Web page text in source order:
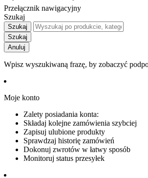
Przełącznik nawigacyjny
Szukaj
Szukaj
Szukaj
Anuluj
Wpisz wyszukiwaną frazę, by zobaczyć
Moje konto
Zalety posiadania konta:
Składaj kolejne zamówienia szybciej
Zapisuj ulubione produkty
Sprawdzaj historię zamówień
Dokonuj zwrotów w łatwy sposób
Monitoruj status przesyłek